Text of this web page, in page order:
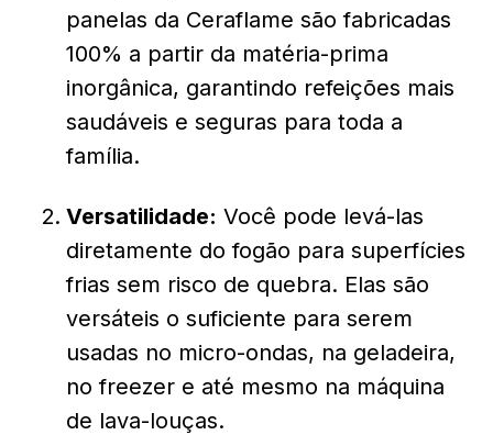
panelas da Ceraflame são fabricadas
100% a partir da matéria-prima
inorgânica, garantindo refeições mais
saudáveis e seguras para toda a
família.
Versatilidade: Você pode levá-las
diretamente do fogão para superfícies
frias sem risco de quebra. Elas são
versáteis o suficiente para serem
usadas no micro-ondas, na geladeira,
no freezer e até mesmo na máquina
de lava-louças.